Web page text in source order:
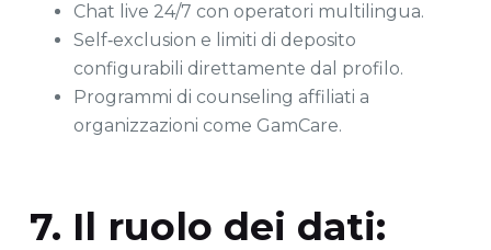
Chat live 24/7 con operatori multilingua.
Self‑exclusion e limiti di deposito
configurabili direttamente dal profilo.
Programmi di counseling affiliati a
organizzazioni come GamCare.
7. Il ruolo dei dati: